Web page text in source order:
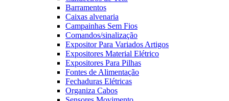
Barramentos
Caixas alvenaria
Campainhas Sem Fios
Comandos/sinalização
Expositor Para Variados Artigos
Expositores Material Elétrico
Expositores Para Pilhas
Fontes de Alimentação
Fechaduras Elétricas
Organiza Cabos